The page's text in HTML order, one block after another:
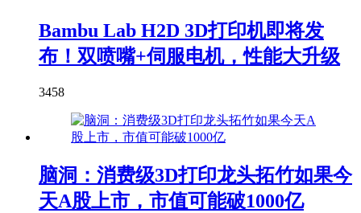
Bambu Lab H2D 3D打印机即将发
布！双喷嘴+伺服电机，性能大升级
3458
脑洞：消费级3D打印龙头拓竹如果今
天A股上市，市值可能破1000亿